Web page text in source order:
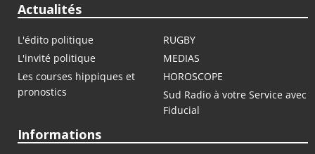
Actualités
L'édito politique
RUGBY
L'invité politique
MEDIAS
Les courses hippiques et
pronostics
HOROSCOPE
Sud Radio à votre Service avec
Fiducial
Informations